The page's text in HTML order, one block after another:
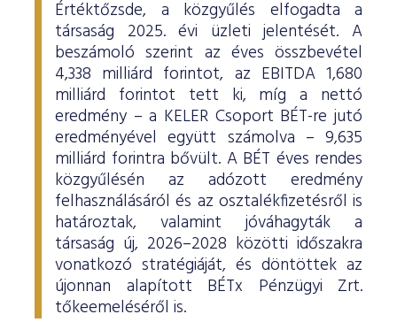
Értéktőzsde, a közgyűlés elfogadta a
társaság 2025. évi üzleti jelentését. A
beszámoló szerint az éves összbevétel
4,338 milliárd forintot, az EBITDA 1,680
milliárd forintot tett ki, míg a nettó
eredmény – a KELER Csoport BÉT-re jutó
eredményével együtt számolva – 9,635
milliárd forintra bővült. A BÉT éves rendes
közgyűlésén az adózott eredmény
felhasználásáról és az osztalékfizetésről is
határoztak, valamint jóváhagyták a
társaság új, 2026–2028 közötti időszakra
vonatkozó stratégiáját, és döntöttek az
újonnan alapított BÉTx Pénzügyi Zrt.
tőkeemeléséről is.